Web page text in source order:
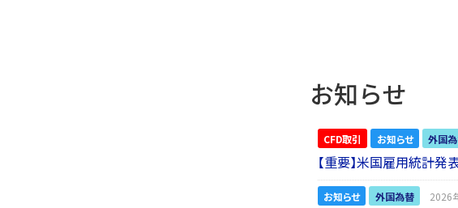
お知らせ
CFD取引 お知らせ 外国
【重要】米国雇用統計
お知らせ 外国為替 2026